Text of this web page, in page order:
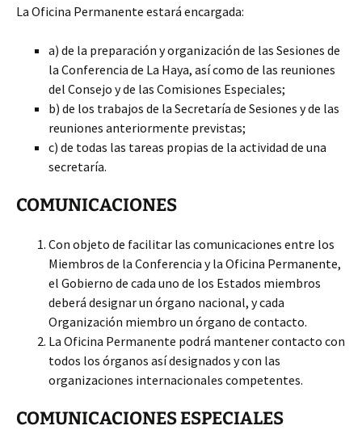
La Oficina Permanente estará encargada:
a) de la preparación y organización de las Sesiones de
la Conferencia de La Haya, así como de las reuniones
del Consejo y de las Comisiones Especiales;
b) de los trabajos de la Secretaría de Sesiones y de las
reuniones anteriormente previstas;
c) de todas las tareas propias de la actividad de una
secretaría.
COMUNICACIONES
Con objeto de facilitar las comunicaciones entre los
Miembros de la Conferencia y la Oficina Permanente,
el Gobierno de cada uno de los Estados miembros
deberá designar un órgano nacional, y cada
Organización miembro un órgano de contacto.
La Oficina Permanente podrá mantener contacto con
todos los órganos así designados y con las
organizaciones internacionales competentes.
COMUNICACIONES ESPECIALES